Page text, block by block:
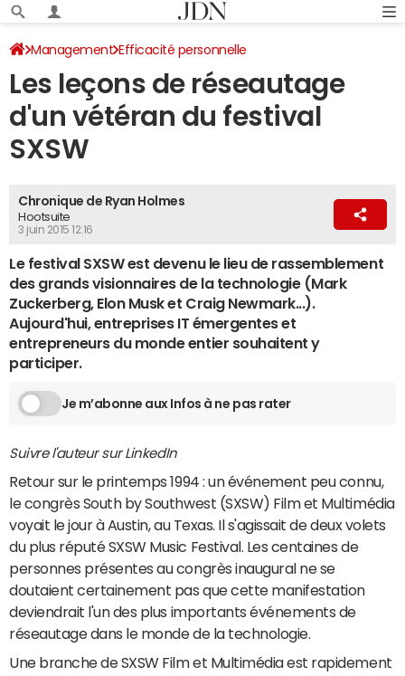
Management Efficacité personnelle
Les leçons de réseautage
d'un vétéran du festival
SXSW
Chronique de Ryan Holmes
Hootsuite
3 juin 2015 12:16
Le festival SXSW est devenu le lieu de rassemblement
des grands visionnaires de la technologie (Mark
Zuckerberg, Elon Musk et Craig Newmark...).
Aujourd'hui, entreprises IT émergentes et
entrepreneurs du monde entier souhaitent y
participer.
Je m’abonne aux Infos à ne pas rater
Suivre l'auteur sur LinkedIn
Retour sur le printemps 1994 : un événement peu connu,
le congrès South by Southwest (SXSW) Film et Multimédia
voyait le jour à Austin, au Texas. Il s'agissait de deux volets
du plus réputé SXSW Music Festival. Les centaines de
personnes présentes au congrès inaugural ne se
doutaient certainement pas que cette manifestation
deviendrait l'un des plus importants événements de
réseautage dans le monde de la technologie.
Une branche de SXSW Film et Multimédia est rapidement